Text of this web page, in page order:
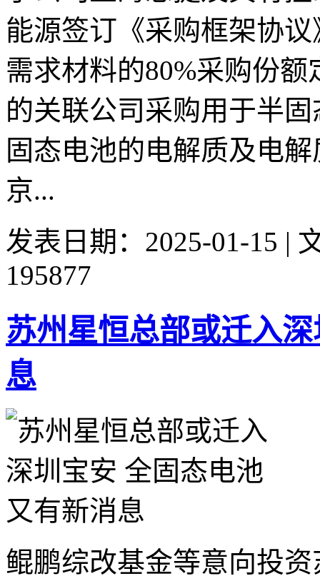
能源签订《采购框架协
需求材料的80%采购份
的关联公司采购用于半
固态电池的电解质及电
京...
发表日期：2025-01-15 |
195877
苏州星恒总部或迁入
息
鲲鹏综改基金等意向投